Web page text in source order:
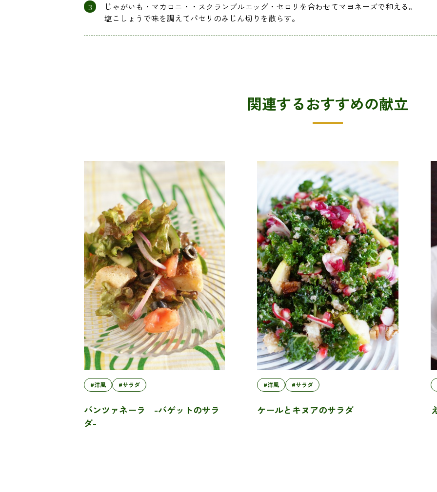
3
じゃがいも・マカロニ・・スクランブルエッグ・セロリを合わせてマヨネーズで和える。
塩こしょうで味を調えてパセリのみじん切りを散らす。
関連するおすすめの献立
#洋風 #サラダ
パンツァネーラ -バゲットのサラ
ダ-
#洋風 #サラダ
ケールとキヌアのサラダ